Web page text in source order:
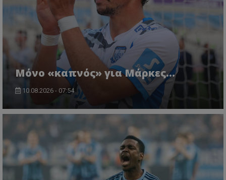
Μόνο «καπνός» για Μάρκες…
10.08.2026 - 07:54